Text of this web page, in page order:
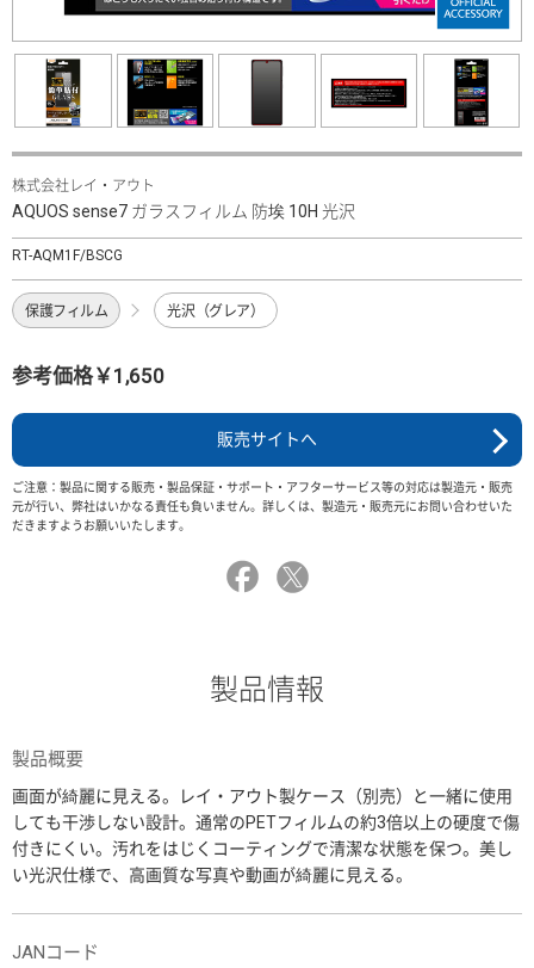
株式会社レイ・アウト
AQUOS sense7 ガラスフィルム 防埃 10H 光沢
RT-AQM1F/BSCG
保護フィルム 光沢（グレア）
参考価格￥1,650
販売サイトへ
ご注意：製品に関する販売・製品保証・サポート・アフターサービス等の対応は製造元・販売
元が行い、弊社はいかなる責任も負いません。詳しくは、製造元・販売元にお問い合わせいた
だきますようお願いいたします。
製品情報
製品概要
画面が綺麗に見える。レイ・アウト製ケース（別売）と一緒に使用
しても干渉しない設計。通常のPETフィルムの約3倍以上の硬度で傷
付きにくい。汚れをはじくコーティングで清潔な状態を保つ。美し
い光沢仕様で、高画質な写真や動画が綺麗に見える。
JANコード